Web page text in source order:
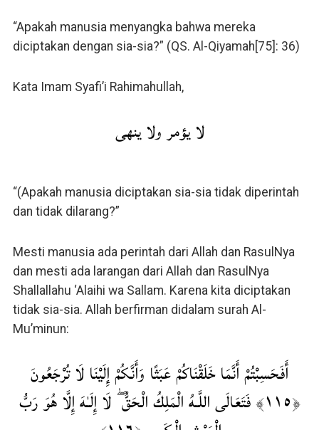
“Apakah manusia menyangka bahwa mereka
diciptakan dengan sia-sia?” (QS. Al-Qiyamah[75]: 36)
Kata Imam Syafi’i Rahimahullah,
لا يؤمر ولا ينهى
“(Apakah manusia diciptakan sia-sia tidak diperintah
dan tidak dilarang?”
Mesti manusia ada perintah dari Allah dan RasulNya
dan mesti ada larangan dari Allah dan RasulNya
Shallallahu ‘Alaihi wa Sallam. Karena kita diciptakan
tidak sia-sia. Allah berfirman didalam surah Al-
Mu’minun:
أَفَحَسِبْتُمْ أَنَّمَا خَلَقْنَاكُمْ عَبَثًا وَأَنَّكُمْ إِلَيْنَا لَا تُرْجَعُونَ
﴿١١٥﴾ فَتَعَالَى اللَّـهُ الْمَلِكُ الْحَقُّ ۖ لَا إِلَـٰهَ إِلَّا هُوَ رَبُّ